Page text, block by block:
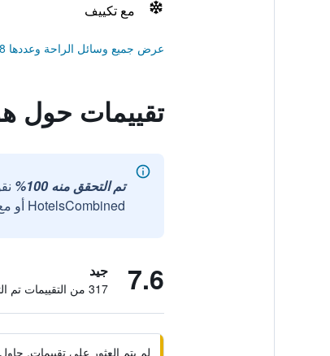
مع تكييف
عرض جميع وسائل الراحة وعددها 28
تقييمات حول
تم التحقق منه 100%
HotelsCombined أو مع شركائنا الخارجيين الموثوقين.
7.6 جيد
317 من التقييمات تم التحقق منها
لم يتم العثور على تقييمات.